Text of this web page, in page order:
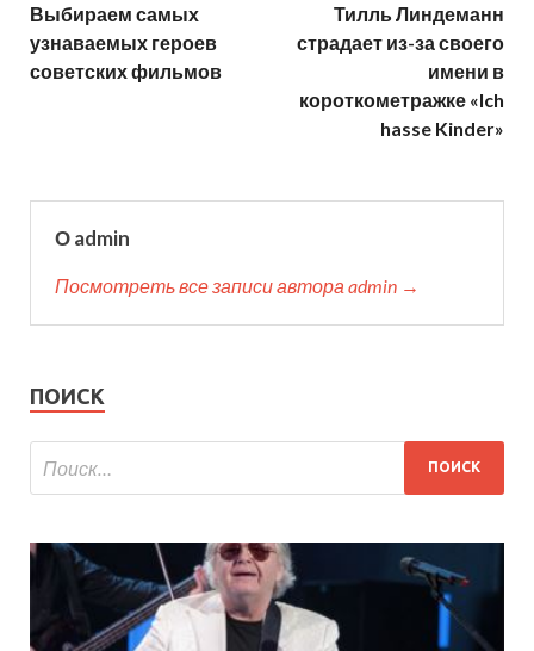
Выбираем самых
узнаваемых героев
советских фильмов
Тилль Линдеманн
страдает из-за своего
имени в
короткометражке «Ich
hasse Kinder»
О admin
Посмотреть все записи автора admin →
ПОИСК